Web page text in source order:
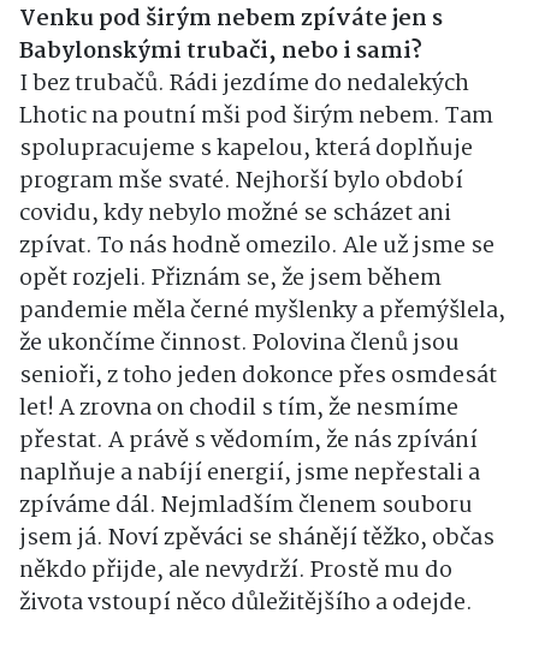
Venku pod širým nebem zpíváte jen s
Babylonskými trubači, nebo i sami?
I bez trubačů. Rádi jezdíme do nedalekých
Lhotic na poutní mši pod širým nebem. Tam
spolupracujeme s kapelou, která doplňuje
program mše svaté. Nejhorší bylo období
covidu, kdy nebylo možné se scházet ani
zpívat. To nás hodně omezilo. Ale už jsme se
opět rozjeli. Přiznám se, že jsem během
pandemie měla černé myšlenky a přemýšlela,
že ukončíme činnost. Polovina členů jsou
senioři, z toho jeden dokonce přes osmdesát
let! A zrovna on chodil s tím, že nesmíme
přestat. A právě s vědomím, že nás zpívání
naplňuje a nabíjí energií, jsme nepřestali a
zpíváme dál. Nejmladším členem souboru
jsem já. Noví zpěváci se shánějí těžko, občas
někdo přijde, ale nevydrží. Prostě mu do
života vstoupí něco důležitějšího a odejde.